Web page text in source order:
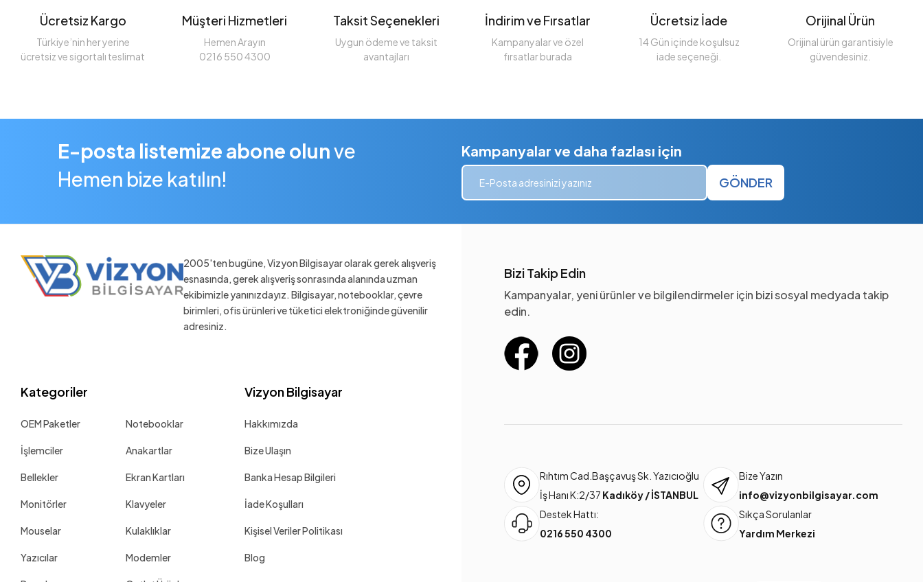
Ücretsiz Kargo
Türkiye’nin her yerine
ücretsiz ve sigortalı teslimat
Müşteri Hizmetleri
Hemen Arayın
0216 550 4300
Taksit Seçenekleri
Uygun ödeme ve taksit
avantajları
İndirim ve Fırsatlar
Kampanyalar ve özel
fırsatlar burada
Ücretsiz İade
14 Gün içinde koşulsuz
iade seçeneği.
Orijinal Ürün
Orijinal ürün garantisiyle
güvendesiniz.
E-posta listemize abone olunve
Hemen bize katılın!
Kampanyalar ve daha fazlası için
GÖNDER
2005'ten bugüne, Vizyon Bilgisayar olarak gerek alışveriş
esnasında, gerek alışveriş sonrasında alanında uzman
ekibimizle yanınızdayız. Bilgisayar, notebooklar, çevre
birimleri, ofis ürünleri ve tüketici elektroniğinde güvenilir
adresiniz.
Kategoriler
OEM Paketler Notebooklar
İşlemciler Anakartlar
Bellekler Ekran Kartları
Monitörler Klavyeler
Mouselar Kulaklıklar
Yazıcılar Modemler
Vizyon Bilgisayar
Hakkımızda
Bize Ulaşın
Banka Hesap Bilgileri
İade Koşulları
Kişisel Veriler Politikası
Blog
Bizi Takip Edin
Kampanyalar, yeni ürünler ve bilgilendirmeler için bizi sosyal medyada takip
edin.
Rıhtım Cad.Başçavuş Sk. Yazıcıoğlu
İş Hanı K:2/37 Kadıköy / İSTANBUL
Bize Yazın
info@vizyonbilgisayar.com
Destek Hattı:
0216 550 4300
Sıkça Sorulanlar
Yardım Merkezi